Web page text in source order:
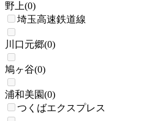
野上(0)
埼玉高速鉄道線
川口元郷(0)
鳩ヶ谷(0)
浦和美園(0)
つくばエクスプレス